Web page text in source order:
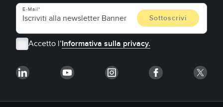
E-Mail
Accetto l’Informativa sulla privacy.